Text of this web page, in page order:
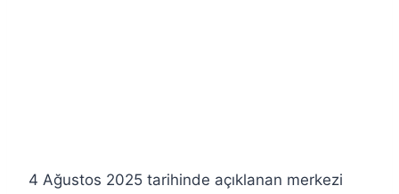
4 Ağustos 2025 tarihinde açıklanan merkezi